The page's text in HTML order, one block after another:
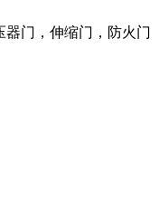
门，伸缩门，防火门